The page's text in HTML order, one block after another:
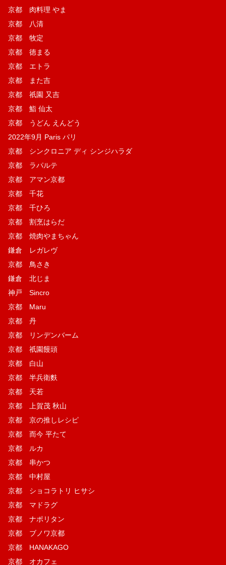
京都 肉料理 やま
京都 八清
京都 牧定
京都 徳まる
京都 エトラ
京都 また吉
京都 祇園 又吉
京都 鮨 仙太
京都 うどん えんどう
2022年9月 Paris パリ
京都 シンクロニア ディ シンジハラダ
京都 ラパルテ
京都 アマン京都
京都 千花
京都 千ひろ
京都 割烹はらだ
京都 焼肉やまちゃん
鎌倉 レガレヴ
京都 鳥さき
鎌倉 北じま
神戸 Sincro
京都 Maru
京都 丹
京都 リンデンバーム
京都 祇園饅頭
京都 白山
京都 半兵衛麩
京都 天若
京都 上賀茂 秋山
京都 京の推しレシピ
京都 而今 平たて
京都 ルカ
京都 串かつ
京都 中村屋
京都 ショコラトリ ヒサシ
京都 マドラグ
京都 ナポリタン
京都 ブノワ京都
京都 HANAKAGO
京都 オカフェ